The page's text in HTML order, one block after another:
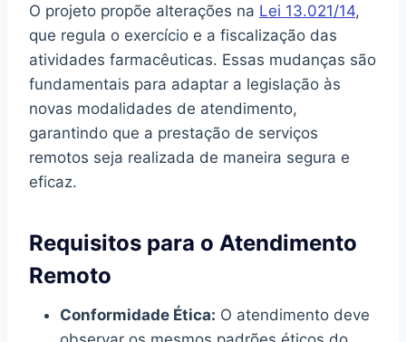
O projeto propõe alterações na Lei 13.021/14,
que regula o exercício e a fiscalização das
atividades farmacêuticas. Essas mudanças são
fundamentais para adaptar a legislação às
novas modalidades de atendimento,
garantindo que a prestação de serviços
remotos seja realizada de maneira segura e
eficaz.
Requisitos para o Atendimento
Remoto
Conformidade Ética: O atendimento deve